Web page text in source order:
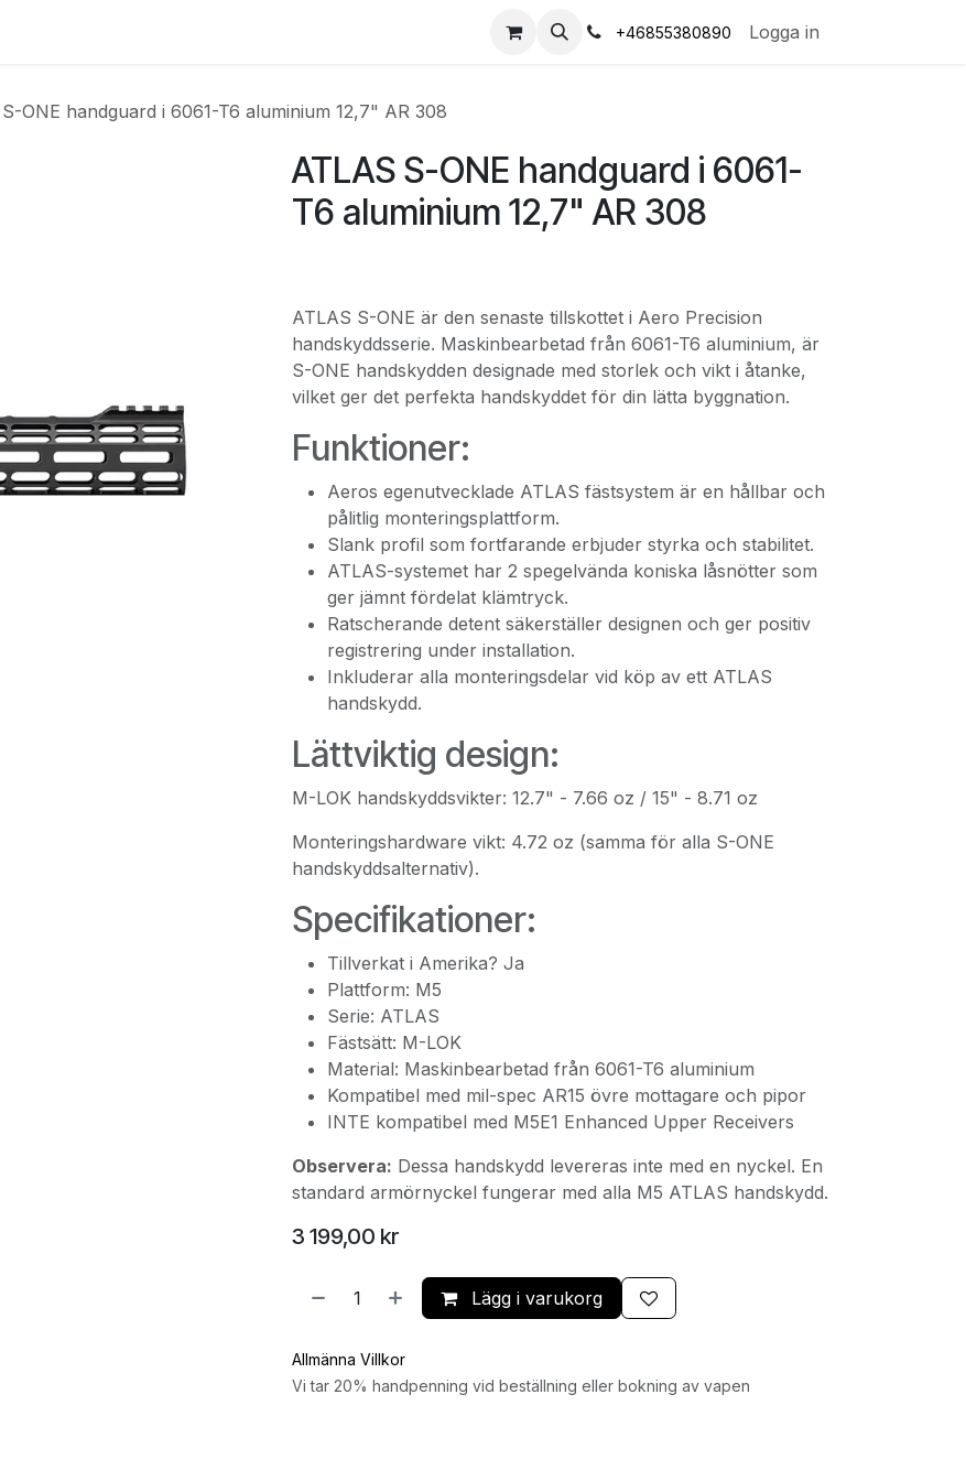
+46855380890 Logga in
ONE handguard i 6061-T6 aluminium 12,7" AR 308
ATLAS S-ONE handguard i 6061-
T6 aluminium 12,7" AR 308
ATLAS S-ONE är den senaste tillskottet i Aero Precision
handskyddsserie. Maskinbearbetad från 6061-T6 aluminium, är
S-ONE handskydden designade med storlek och vikt i åtanke,
vilket ger det perfekta handskyddet för din lätta byggnation.
Funktioner:
Aeros egenutvecklade ATLAS fästsystem är en hållbar och
pålitlig monteringsplattform.
Slank profil som fortfarande erbjuder styrka och stabilitet.
ATLAS-systemet har 2 spegelvända koniska låsnötter som
ger jämnt fördelat klämtryck.
Ratscherande detent säkerställer designen och ger positiv
registrering under installation.
Inkluderar alla monteringsdelar vid köp av ett ATLAS
handskydd.
Lättviktig design:
M-LOK handskyddsvikter: 12.7" - 7.66 oz / 15" - 8.71 oz
Monteringshardware vikt: 4.72 oz (samma för alla S-ONE
handskyddsalternativ).
Specifikationer:
Tillverkat i Amerika? Ja
Plattform: M5
Serie: ATLAS
Fästsätt: M-LOK
Material: Maskinbearbetad från 6061-T6 aluminium
Kompatibel med mil-spec AR15 övre mottagare och pipor
INTE kompatibel med M5E1 Enhanced Upper Receivers
Observera: Dessa handskydd levereras inte med en nyckel. En
standard armörnyckel fungerar med alla M5 ATLAS handskydd.
3 199,00 kr
Lägg i varukorg
Allmänna Villkor
Vi tar 20% handpenning vid beställning eller bokning av vapen